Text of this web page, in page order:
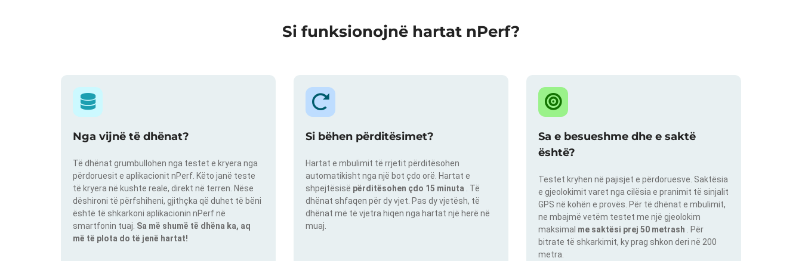
Si funksionojnë hartat nPerf?
Nga vijnë të dhënat?
Të dhënat grumbullohen nga testet e kryera nga
përdoruesit e aplikacionit nPerf. Këto janë teste
të kryera në kushte reale, direkt në terren. Nëse
dëshironi të përfshiheni, gjithçka që duhet të bëni
është të shkarkoni aplikacionin nPerf në
smartfonin tuaj. Sa më shumë të dhëna ka, aq
më të plota do të jenë hartat!
Si bëhen përditësimet?
Hartat e mbulimit të rrjetit përditësohen
automatikisht nga një bot çdo orë. Hartat e
shpejtësisë përditësohen çdo 15 minuta
. Të
dhënat shfaqen për dy vjet. Pas dy vjetësh, të
dhënat më të vjetra hiqen nga hartat një herë në
muaj.
Sa e besueshme dhe e saktë
është?
Testet kryhen në pajisjet e përdoruesve. Saktësia
e gjeolokimit varet nga cilësia e pranimit të sinjalit
GPS në kohën e provës. Për të dhënat e mbulimit,
ne mbajmë vetëm testet me një gjeolokim
maksimal me saktësi prej 50 metrash
. Për
bitrate të shkarkimit, ky prag shkon deri në 200
metra.